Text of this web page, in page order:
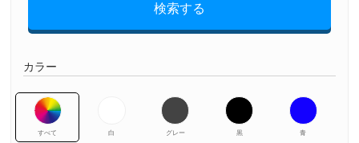
検索する
カラー
すべて 白 グレー 黒 青